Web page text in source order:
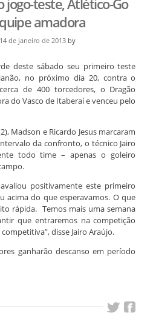
amadora
14 de janeiro de 2013 by
deste sábado seu primeiro teste
no próximo dia 20, contra o
de 400 torcedores, o Dragão
do Vasco de Itaberaí e venceu pelo
Madson e Ricardo Jesus marcaram
da confronto, o técnico Jairo
todo time – apenas o goleiro
positivamente este primeiro
acima do que esperavamos. O que
rápida. Temos mais uma semana
que entraremos na competição
disse Jairo Araújo.
ganharão descanso em período